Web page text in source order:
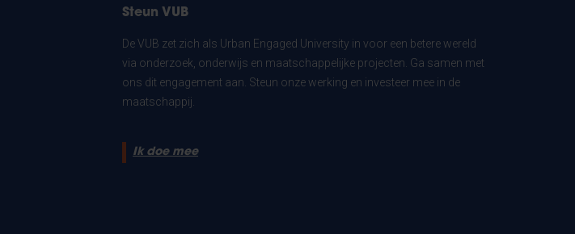
Steun VUB
De VUB zet zich als Urban Engaged University in voor een betere wereld
via onderzoek, onderwijs en maatschappelijke projecten. Ga samen met
ons dit engagement aan. Steun onze werking en investeer mee in de
maatschappij.
Ik doe mee